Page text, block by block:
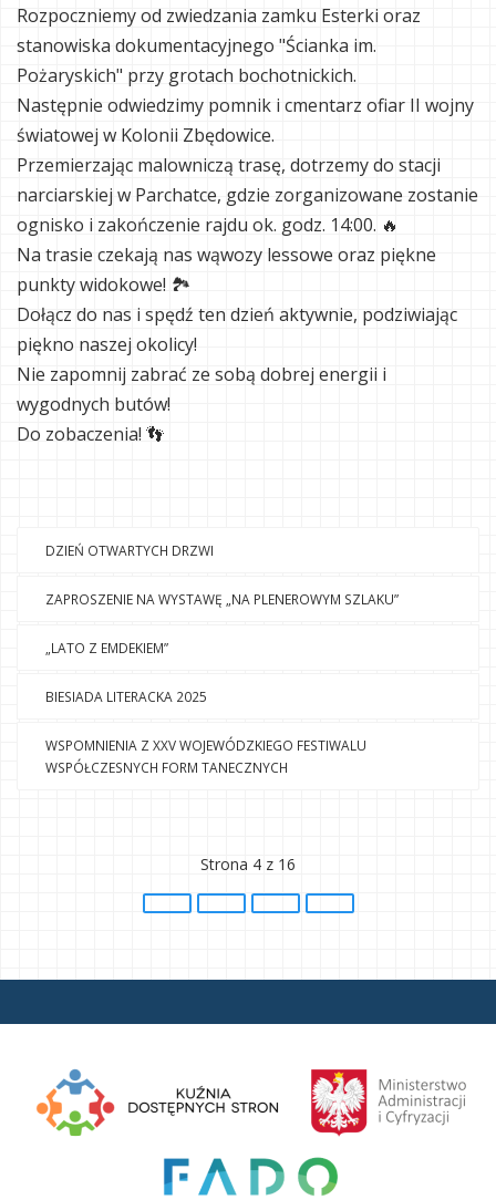
Rozpoczniemy od zwiedzania zamku Esterki oraz
stanowiska dokumentacyjnego "Ścianka im.
Pożaryskich" przy grotach bochotnickich.
Następnie odwiedzimy pomnik i cmentarz ofiar II wojny
światowej w Kolonii Zbędowice.
Przemierzając malowniczą trasę, dotrzemy do stacji
narciarskiej w Parchatce, gdzie zorganizowane zostanie
ognisko i zakończenie rajdu ok. godz. 14:00. 🔥
Na trasie czekają nas wąwozy lessowe oraz piękne
punkty widokowe! 🏞
Dołącz do nas i spędź ten dzień aktywnie, podziwiając
piękno naszej okolicy!
Nie zapomnij zabrać ze sobą dobrej energii i
wygodnych butów!
Do zobaczenia! 👣
DZIEŃ OTWARTYCH DRZWI
ZAPROSZENIE NA WYSTAWĘ „NA PLENEROWYM SZLAKU”
„LATO Z EMDEKIEM”
BIESIADA LITERACKA 2025
WSPOMNIENIA Z XXV WOJEWÓDZKIEGO FESTIWALU
WSPÓŁCZESNYCH FORM TANECZNYCH
Strona 4 z 16